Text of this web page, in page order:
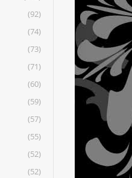
(92)
(74)
(73)
(71)
(60)
(59)
(57)
(55)
(52)
(52)